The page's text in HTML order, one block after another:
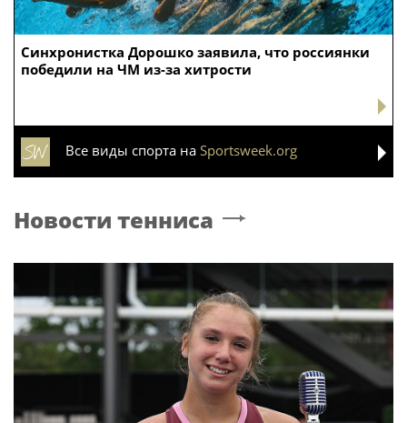
Синхронистка Дорошко заявила, что россиянки
победили на ЧМ из-за хитрости
Все виды спорта на Sportsweek.org
Новости тенниса